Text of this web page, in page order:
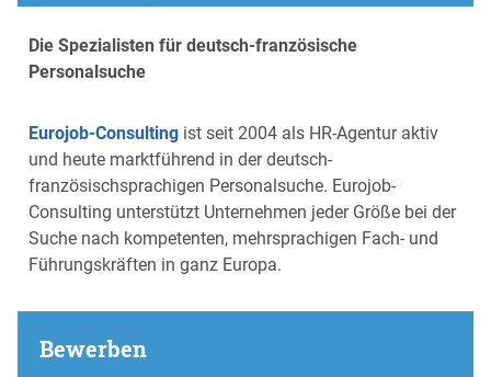
Die Spezialisten für deutsch-französische
Personalsuche
Eurojob-Consulting ist seit 2004 als HR-Agentur aktiv
und heute marktführend in der deutsch-
französischsprachigen Personalsuche. Eurojob-
Consulting unterstützt Unternehmen jeder Größe bei der
Suche nach kompetenten, mehrsprachigen Fach- und
Führungskräften in ganz Europa.
Bewerben